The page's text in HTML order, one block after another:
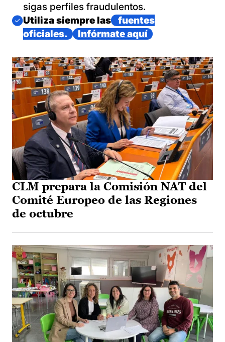
sigas perfiles fraudulentos.
Imagen
Utiliza siempre las
fuentes
oficiales.
Infórmate aquí
CLM prepara la Comisión NAT del
Comité Europeo de las Regiones
de octubre